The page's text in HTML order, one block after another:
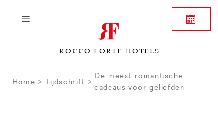
ROCCO FORTE HOTELS
Home Tijdschrift
De meest romantische
cadeaus voor geliefden